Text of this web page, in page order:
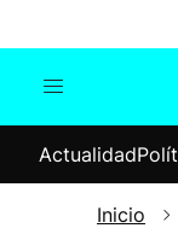
Internacional
Actualidad
Inicio